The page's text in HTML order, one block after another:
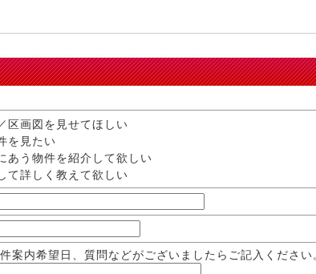
区画図を見せてほしい
を見たい
あう物件を紹介して欲しい
て詳しく教えて欲しい
案内希望日、質問などがございましたらご記入ください